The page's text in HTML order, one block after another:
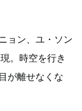
ョン、ユ・ソン
。時空を行き
が離せなくな